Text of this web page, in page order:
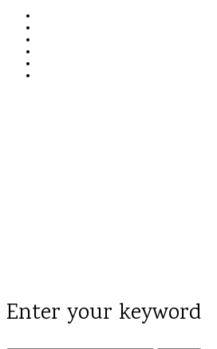
Enter your keyword